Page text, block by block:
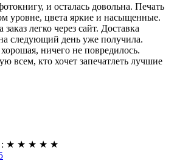
и осталась довольна. Печать
уровне, цвета яркие и насыщенные.
легко через сайт. Доставка
следующий день уже получила.
ничего не повредилось.
всем, кто хочет запечатлеть лучшие
: ★ ★ ★ ★ ★